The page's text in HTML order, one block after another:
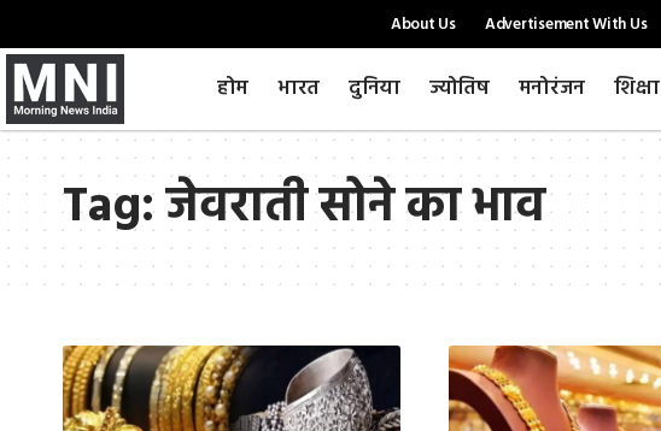
About Us Advertisement With Us
होम भारत दुनिया ज्योतिष मनोरंजन शिक्षा
Tag:जेवराती सोने का भाव